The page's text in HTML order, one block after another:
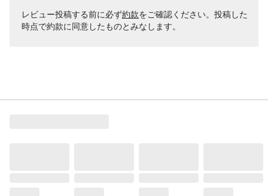
レビュー投稿する前に必ず約款をご確認ください。投稿した
時点で約款に同意したものとみなします。